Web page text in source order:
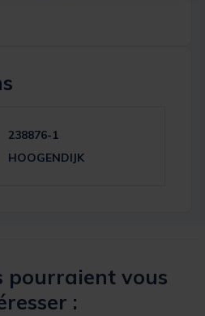
238876-1
HOOGENDIJK
pourraient vous
: